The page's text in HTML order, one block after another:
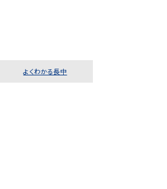
よくわかる長中